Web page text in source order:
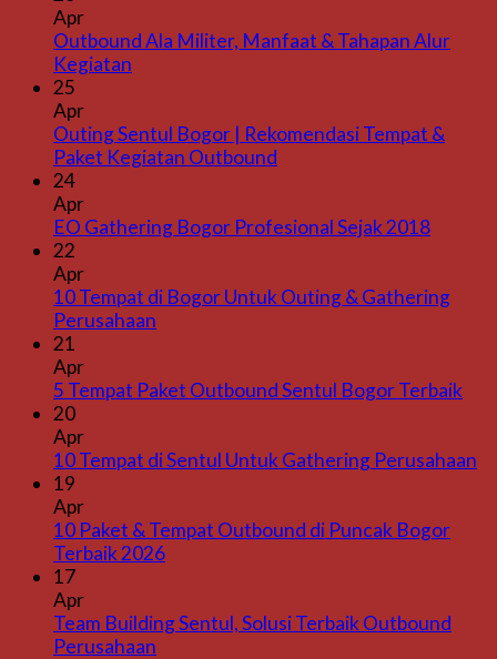
Apr
Outbound Ala Militer, Manfaat & Tahapan Alur
Kegiatan
25
Apr
Outing Sentul Bogor | Rekomendasi Tempat &
Paket Kegiatan Outbound
24
Apr
EO Gathering Bogor Profesional Sejak 2018
22
Apr
10 Tempat di Bogor Untuk Outing & Gathering
Perusahaan
21
Apr
5 Tempat Paket Outbound Sentul Bogor Terbaik
20
Apr
10 Tempat di Sentul Untuk Gathering Perusahaan
19
Apr
10 Paket & Tempat Outbound di Puncak Bogor
Terbaik 2026
17
Apr
Team Building Sentul, Solusi Terbaik Outbound
Perusahaan